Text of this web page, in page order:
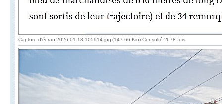
Capture d'écran 2026-01-18 105914.jpg (147.66 Kio) Consulté 2678 fois